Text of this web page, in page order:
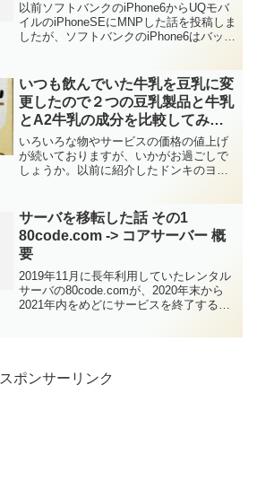
以前ソフトバンクのiPhone6からUQモバ
イルのiPhoneSEにMNPした話を投稿しま
したが、ソフトバンクのiPhone6はバッテ
渡していました。その家族から外で...
いつも飲んでいた牛乳を豆乳に変
更したので２つの豆乳製品と牛乳
とA2牛乳の成分を比較してみま
した。
いろいろな物やサービスの価格の値上げ
が続いておりますが、いかがお過ごしで
しょうか。以前に紹介したドンキのヨー
段だけで決めるのではなく、中身や成分
等もじっくり確認し...
サーバを移転した話 その1
80code.com -> コアサーバー 概
要
2019年11月に長年利用していたレンタル
サーバの80code.comが、2020年末から
2021年内をめどにサービスを終了すると
スポンサーリンク